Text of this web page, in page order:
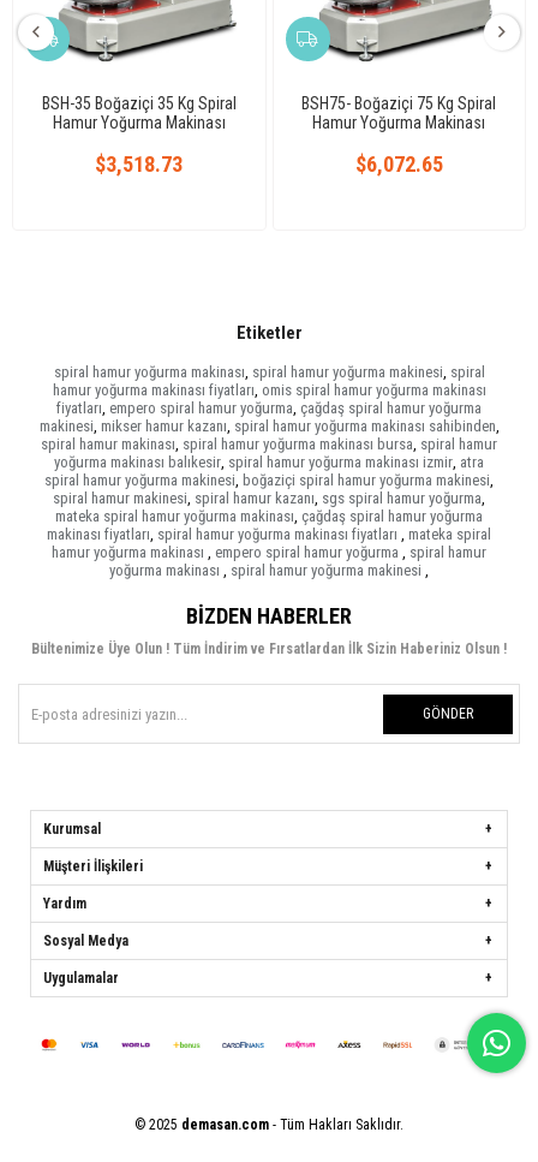
BSH-35 Boğaziçi 35 Kg Spiral
Hamur Yoğurma Makinası
$3,518.73
BSH75- Boğaziçi 75 Kg Spiral
Hamur Yoğurma Makinası
$6,072.65
Etiketler
spiral hamur yoğurma makinası, spiral hamur yoğurma makinesi, spiral
hamur yoğurma makinası fiyatları, omis spiral hamur yoğurma makinası
fiyatları, empero spiral hamur yoğurma, çağdaş spiral hamur yoğurma
makinesi, mikser hamur kazanı, spiral hamur yoğurma makinası sahibinden,
spiral hamur makinası, spiral hamur yoğurma makinası bursa, spiral hamur
yoğurma makinası balıkesir, spiral hamur yoğurma makinası izmir, atra
spiral hamur yoğurma makinesi, boğaziçi spiral hamur yoğurma makinesi,
spiral hamur makinesi, spiral hamur kazanı, sgs spiral hamur yoğurma,
mateka spiral hamur yoğurma makinası, çağdaş spiral hamur yoğurma
makinası fiyatları, spiral hamur yoğurma makinası fiyatları , mateka spiral
hamur yoğurma makinası , empero spiral hamur yoğurma , spiral hamur
yoğurma makinası , spiral hamur yoğurma makinesi ,
BIZDEN HABERLER
Bültenimize Üye Olun ! Tüm İndirim ve Fırsatlardan İlk Sizin Haberiniz Olsun !
GÖNDER
Kurumsal
Müşteri İlişkileri
Yardım
Sosyal Medya
Uygulamalar
© 2025 demasan.com - Tüm Hakları Saklıdır.